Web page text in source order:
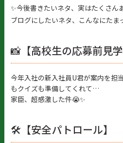
✨今後書きたいネタ、実はたくさん
ブログにしたいネタ、こんなにたま
📸【高校生の応募前見学
今年入社の新入社員U君が案内を担
もクイズも準備してくれて…
家臣、超感激した件😭✨
🛠【安全パトロール】